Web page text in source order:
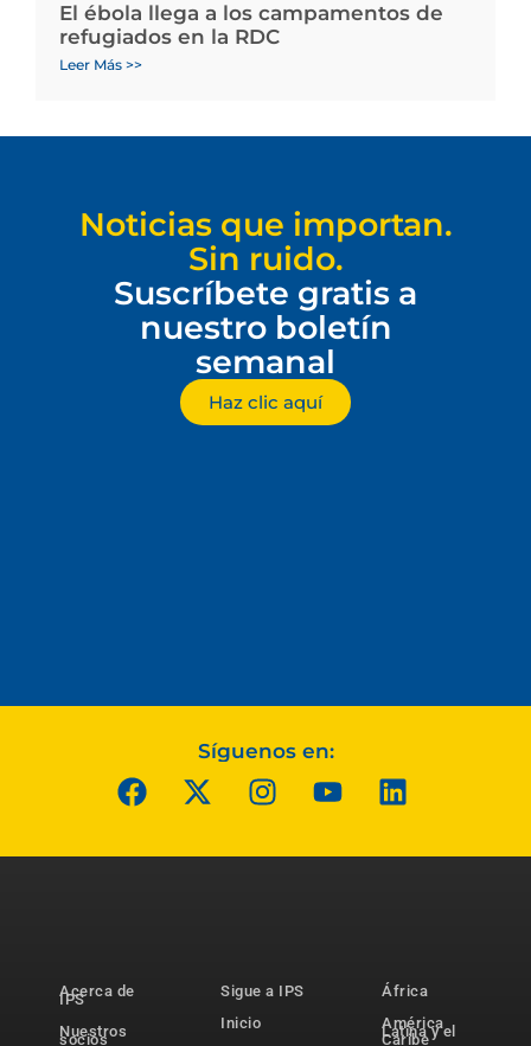
El ébola llega a los campamentos de
refugiados en la RDC
Leer Más >>
Noticias que importan.
Sin ruido.
Suscríbete gratis a
nuestro boletín
semanal
Haz clic aquí
Síguenos en:
Acerca de
IPS
Nuestros
socios
Sigue a IPS
Inicio
África
América
Latina y el
Caribe